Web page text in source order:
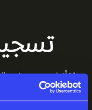
أهلًا بك من جديد في
بمساحتك